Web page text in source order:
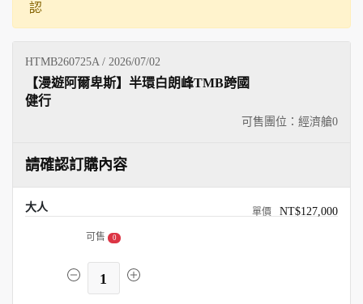
認
HTMB260725A / 2026/07/02
可售團位：經濟艙0
【漫遊阿爾卑斯】半環白朗峰TMB跨國
健行
請確認訂購內容
大人 NT$127,000
可售 0
1